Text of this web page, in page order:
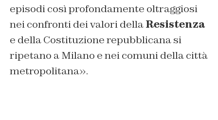
episodi così profondamente oltraggiosi
nei confronti dei valori dellaResistenza
e della Costituzione repubblicana si
ripetano a Milano e nei comuni della città
metropolitana».